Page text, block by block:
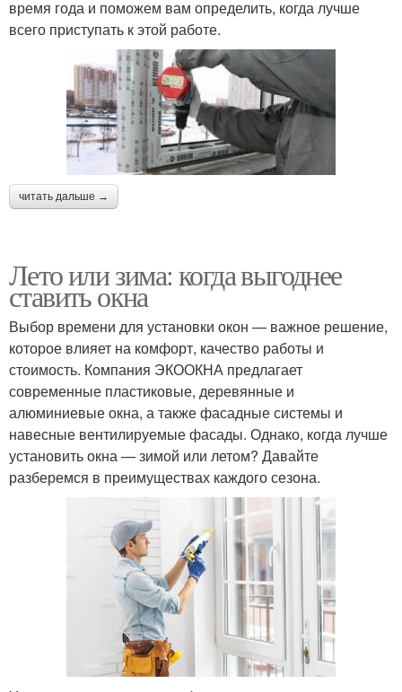
время года и поможем вам определить, когда лучше
всего приступать к этой работе.
читать дальше →
Лето или зима: когда выгоднее
ставить окна
Выбор времени для установки окон — важное решение,
которое влияет на комфорт, качество работы и
стоимость. Компания ЭКООКНА предлагает
современные пластиковые, деревянные и
алюминиевые окна, а также фасадные системы и
навесные вентилируемые фасады. Однако, когда лучше
установить окна — зимой или летом? Давайте
разберемся в преимуществах каждого сезона.